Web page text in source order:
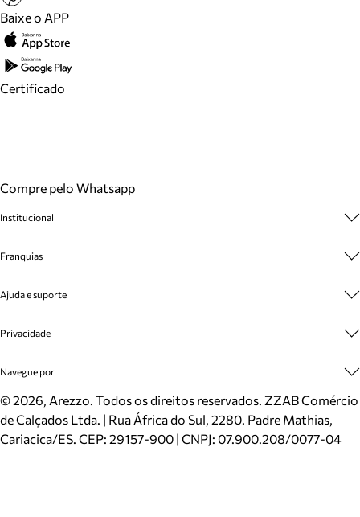
Baixe o APP
Certificado
Compre pelo Whatsapp
Institucional
Cashback
Venda Corporativa
Mapa do Site
Inverno
Mundo Arezzo
Franquias
Plano de Negócio
Ajuda e suporte
Cadastro
Meus Pedidos
Trocas e Devoluções
Cartão Presente
Localizador de lojas
Privacidade
Politica e Privacidade
Navegue por
Sapatos
Bolsas
Scarpins
©2026, Arezzo. Todos os direitos reservados. ZZAB Comércio
de Calçados Ltda. | Rua África do Sul, 2280. Padre Mathias,
Cariacica/ES. CEP: 29157-900 | CNPJ: 07.900.208/0077-04